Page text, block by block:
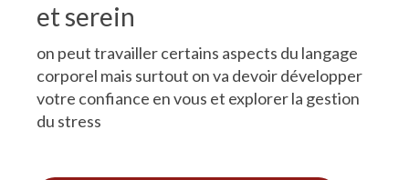
et serein
on peut travailler certains aspects du langage
corporel mais surtout on va devoir développer
votre confiance en vous et explorer la gestion
du stress